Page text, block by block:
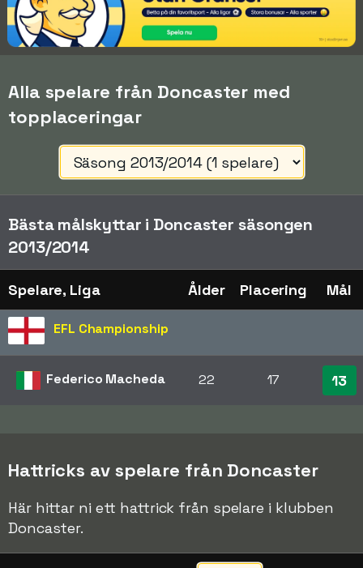
Alla spelare från Doncaster med
topplaceringar
Bästa målskyttar i Doncaster säsongen
2013/2014
Spelare, Liga Ålder Placering Mål
EFL Championship
Federico Macheda 22 17 13
Hattricks av spelare från Doncaster
Här hittar ni ett hattrick från spelare i klubben
Doncaster.